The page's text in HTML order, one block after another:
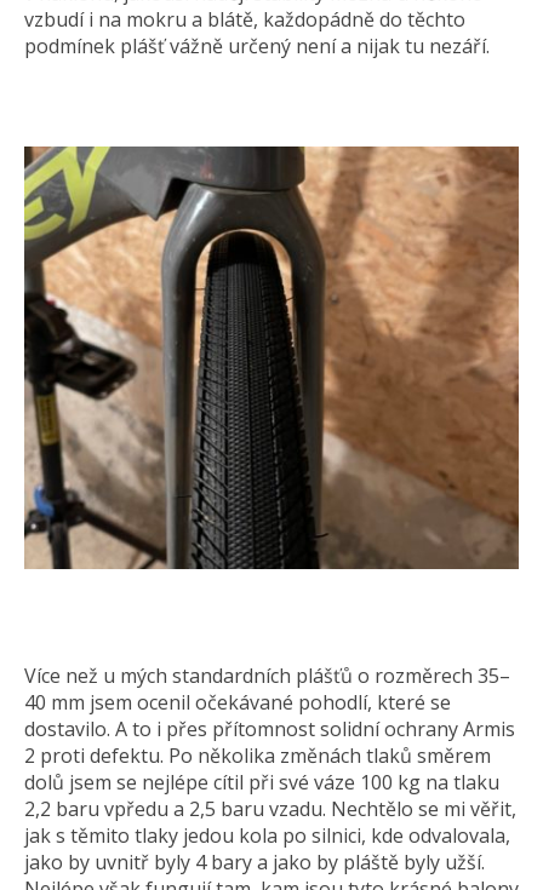
vzbudí i na mokru a blátě, každopádně do těchto
podmínek plášť vážně určený není a nijak tu nezáří.
Více než u mých standardních plášťů o rozměrech 35–
40 mm jsem ocenil očekávané pohodlí, které se
dostavilo. A to i přes přítomnost solidní ochrany Armis
2 proti defektu. Po několika změnách tlaků směrem
dolů jsem se nejlépe cítil při své váze 100 kg na tlaku
2,2 baru vpředu a 2,5 baru vzadu. Nechtělo se mi věřit,
jak s těmito tlaky jedou kola po silnici, kde odvalovala,
jako by uvnitř byly 4 bary a jako by pláště byly užší.